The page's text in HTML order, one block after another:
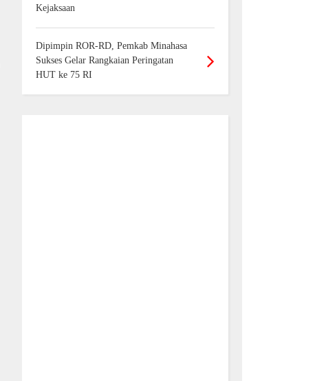
Kejaksaan
Dipimpin ROR-RD, Pemkab Minahasa
Sukses Gelar Rangkaian Peringatan
HUT ke 75 RI